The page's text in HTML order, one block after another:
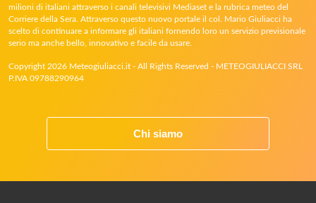
milioni di italiani attraverso i canali televisivi Mediaset e la rubrica meteo del
Corriere della Sera. Attraverso questo nuovo portale il col. Mario Giuliacci ha
scelto di continuare a informare gli italiani fornendo loro un servizio previsionale
serio ma anche bello, innovativo e facile da usare.
Copyright 2026 Meteogiuliacci.it - All Rights Reserved - METEOGIULIACCI SRL
P.IVA 09788290964
Chi siamo